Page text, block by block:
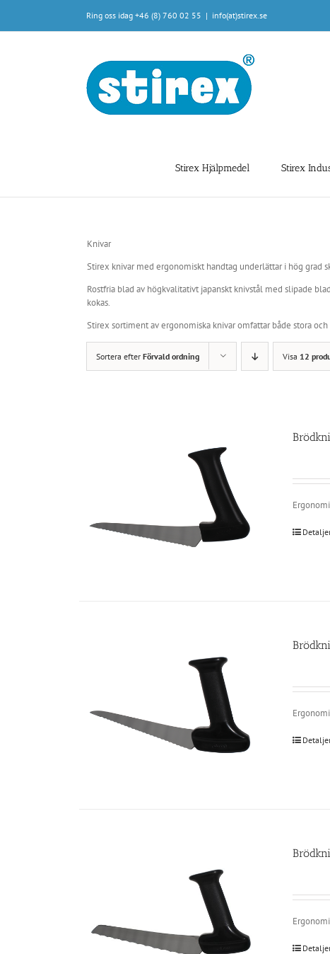
innehållet
Ring oss idag +46 (8) 760 02 55 | info(at)stirex.se
Stirex Hjälpmedel Stirex
Knivar
Stirex knivar med ergonomiskt handtag underlättar i hög grad
Rostfria blad av högkvalitativt japanskt knivstål med slipade
kokas.
Stirex sortiment av ergonomiska knivar omfattar både stora
Sortera efter Förvald ordning Visa 12